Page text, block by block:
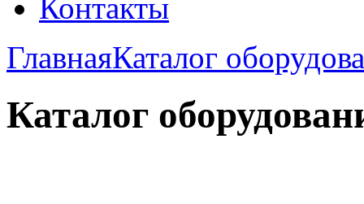
Контакты
ГлавнаяКаталог
Каталог